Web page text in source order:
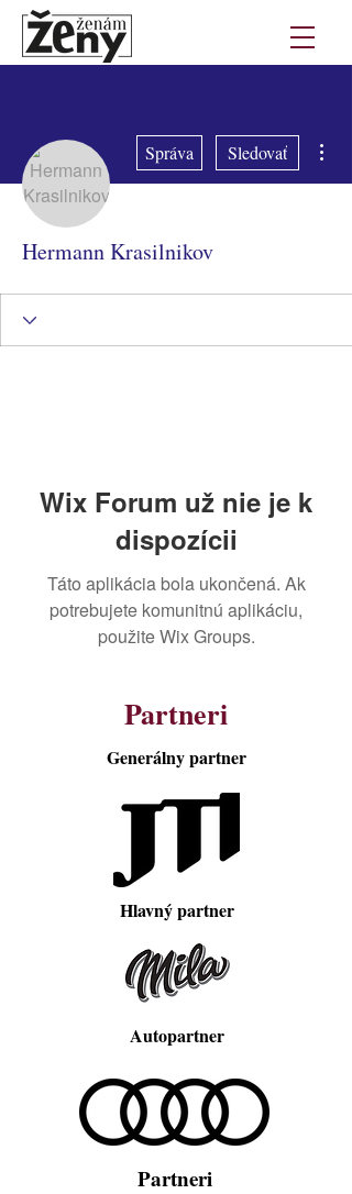
Správa Sledovať
Hermann Krasilnikov
Wix Forum už nie je k
dispozícii
Táto aplikácia bola ukončená. Ak
potrebujete komunitnú aplikáciu,
použite Wix Groups.
Partneri
Generálny partner
Hlavný partner
Autopartner
Partneri